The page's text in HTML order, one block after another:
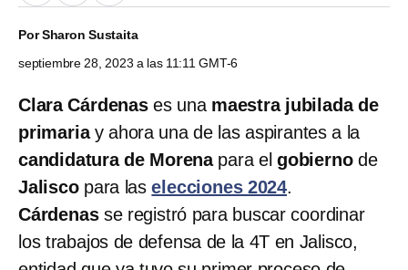
PorSharon Sustaita
septiembre 28, 2023 a las 11:11 GMT-6
Clara Cárdenases una maestra jubilada de
primariay ahora una de las aspirantes a la
candidatura de Morenapara el gobierno de
Jalisco para laselecciones 2024.
Cárdenasse registró para buscar coordinar
los trabajos de defensa de la 4T en Jalisco,